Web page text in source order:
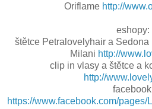
Oriflame http://
eshopy:
štětce Petralovelyhair a
Milani http://
clip in vlasy a štětce a
http://
https://www.facebook.com/